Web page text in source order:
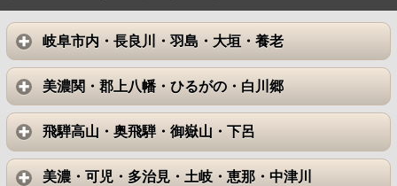
岐阜市内・長良川・羽島・大垣・養老
美濃関・郡上八幡・ひるがの・白川郷
飛騨高山・奥飛騨・御嶽山・下呂
美濃・可児・多治見・土岐・恵那・中津川